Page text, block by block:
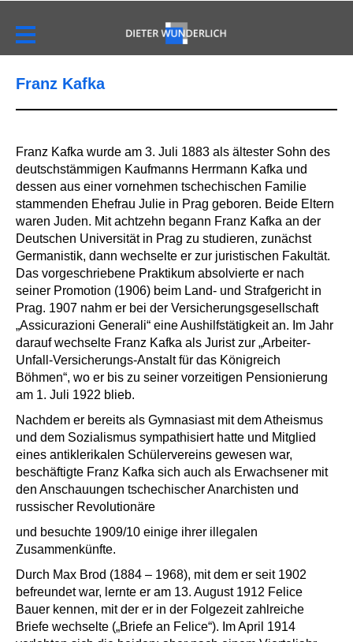
Franz Kafka
Franz Kafka wurde am 3. Juli 1883 als ältester Sohn des
deutschstämmigen Kaufmanns Herrmann Kafka und
dessen aus einer vornehmen tschechischen Familie
stammenden Ehefrau Julie in Prag geboren. Beide Eltern
waren Juden. Mit achtzehn begann Franz Kafka an der
Deutschen Universität in Prag zu studieren, zunächst
Germanistik, dann wechselte er zur juristischen Fakultät.
Das vorgeschriebene Praktikum absolvierte er nach
seiner Promotion (1906) beim Land- und Strafgericht in
Prag. 1907 nahm er bei der Versicherungsgesellschaft
„Assicurazioni Generali“ eine Aushilfstätigkeit an. Im Jahr
darauf wechselte Franz Kafka als Jurist zur „Arbeiter-
Unfall-Versicherungs-Anstalt für das Königreich
Böhmen“, wo er bis zu seiner vorzeitigen Pensionierung
am 1. Juli 1922 blieb.
Nachdem er bereits als Gymnasiast mit dem Atheismus
und dem Sozialismus sympathisiert hatte und Mitglied
eines antiklerikalen Schülervereins gewesen war,
beschäftigte Franz Kafka sich auch als Erwachsener mit
den Anschauungen tschechischer Anarchisten und
russischer Revolutionäre
und besuchte 1909/10 einige ihrer illegalen
Zusammenkünfte.
Durch Max Brod (1884 – 1968), mit dem er seit 1902
befreundet war, lernte er am 13. August 1912 Felice
Bauer kennen, mit der er in der Folgezeit zahlreiche
Briefe wechselte („Briefe an Felice“). Im April 1914